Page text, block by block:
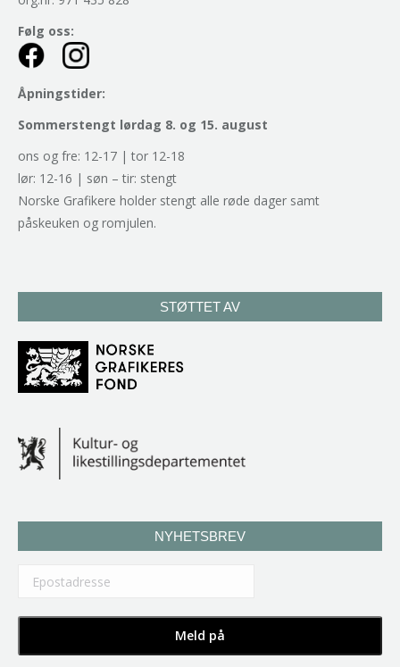
Følg oss:
Åpningstider:
Sommerstengt lørdag 8. og 15. august
ons og fre: 12-17 | tor 12-18
lør: 12-16 | søn – tir: stengt
Norske Grafikere holder stengt alle røde dager samt
påskeuken og romjulen.
STØTTET AV
NYHETSBREV